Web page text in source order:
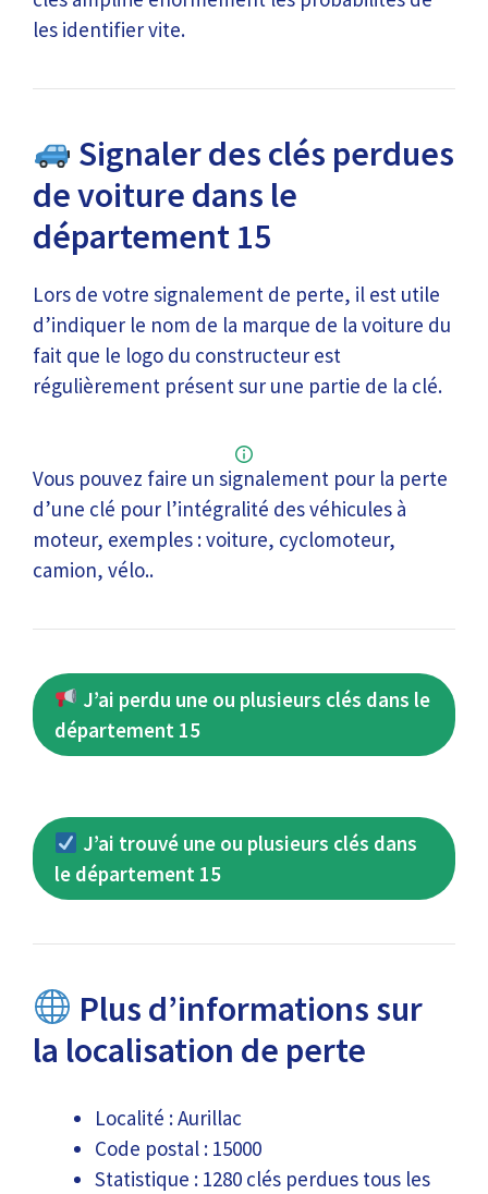
les identifier vite.
Signaler des clés perdues
de voiture dans le
département 15
Lors de votre signalement de perte, il est utile
d’indiquer le nom de la marque de la voiture du
fait que le logo du constructeur est
régulièrement présent sur une partie de la clé.
Vous pouvez faire un signalement pour la perte
d’une clé pour l’intégralité des véhicules à
moteur, exemples : voiture, cyclomoteur,
camion, vélo..
J’ai perdu une ou plusieurs clés dans le
département 15
J’ai trouvé une ou plusieurs clés dans
le département 15
Plus d’informations sur
la localisation de perte
Localité : Aurillac
Code postal : 15000
Statistique : 1280 clés perdues tous les